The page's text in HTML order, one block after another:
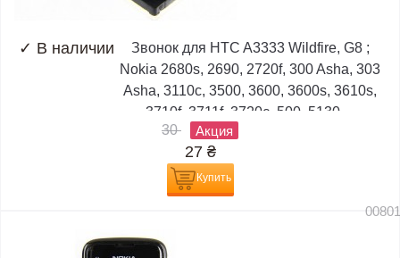
✓ В наличии
Звонок для HTC A3333 Wildfire, G8 ;
Nokia 2680s, 2690, 2720f, 300 Asha, 303
Asha, 3110c, 3500, 3600, 3600s, 3610s,
3710f, 3711f, 3720c, 500, 5130,...
30
Акция
27 ₴
Купить